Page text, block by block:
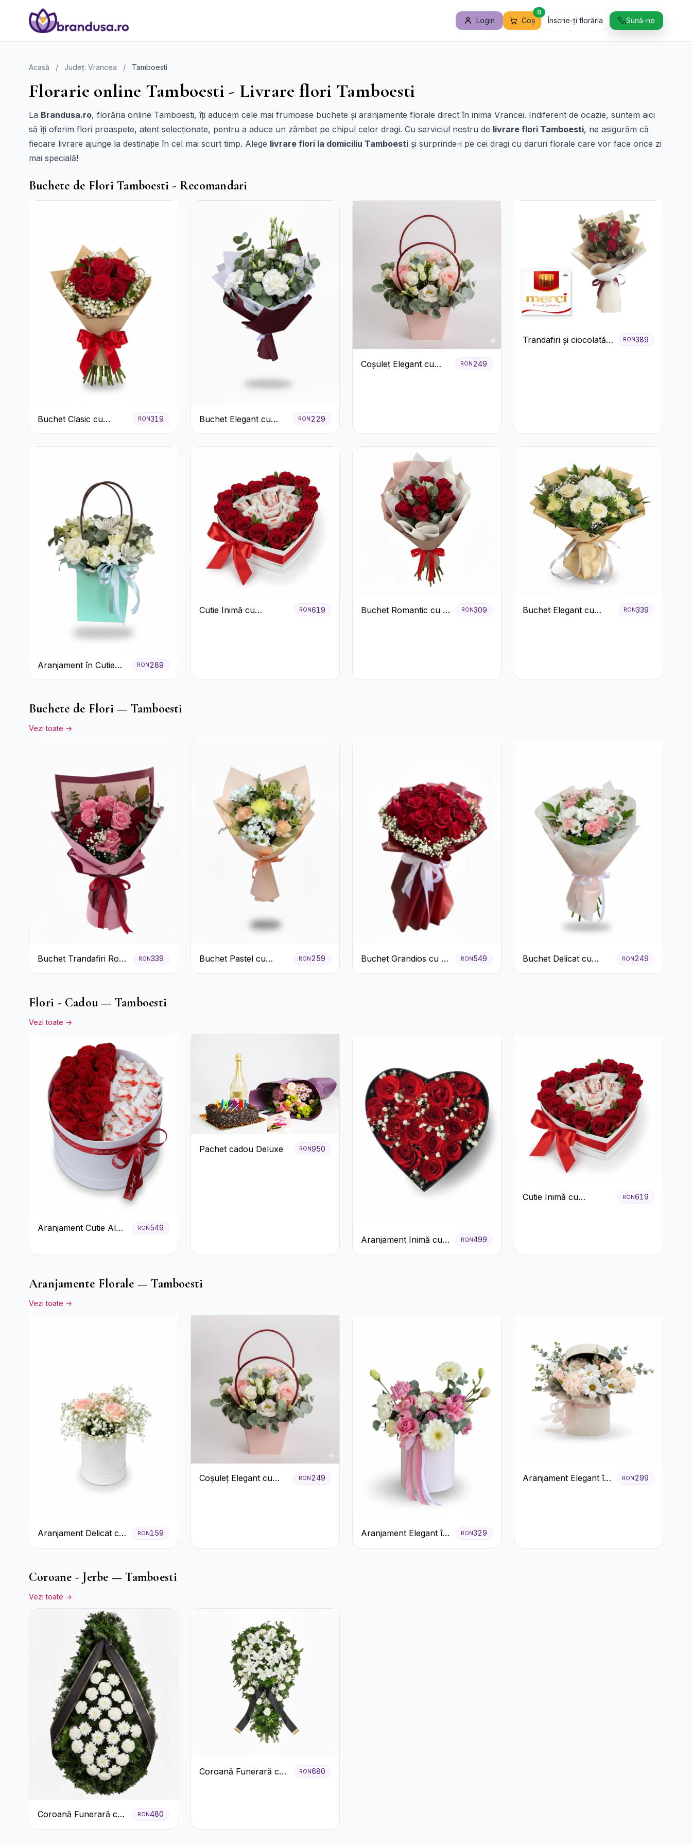
Login Coș
0
Înscrie-ți florăria Sună-ne
Acasă / Județ: Vrancea / Tamboesti
Florarie online Tamboesti - Livrare flori Tamboesti
La Brandusa.ro, florăria online Tamboesti, îți aducem cele mai frumoase buchete și aranjamente florale direct în inima Vrancei. Indiferent de ocazie, suntem aici
să îți oferim flori proaspete, atent selecționate, pentru a aduce un zâmbet pe chipul celor dragi. Cu serviciul nostru de livrare flori Tamboesti, ne asigurăm că
fiecare livrare ajunge la destinație în cel mai scurt timp. Alege livrare flori la domiciliu Tamboesti și surprinde-i pe cei dragi cu daruri florale care vor face orice zi
mai specială!
Buchete de Flori Tamboesti - Recomandari
Buchet Clasic cu
Trandafiri Roșii și
RON319
Buchet Elegant cu
Garoafe Albe și
RON229
Coșuleț Elegant cu
RON249
Trandafiri și ciocolată
RON389
Aranjament în Cutie
Verde Mentă cu
Alstroemeria
RON 289
Cutie Inimă cu
RON619
Buchet Romantic cu 9
RON309
Buchet Elegant cu
RON339
Buchete de Flori — Tamboesti
Vezi toate →
Buchet Trandafiri Roz
și Roșii cu Eucalipt și
RON339
Buchet Pastel cu
Crizanteme și Garoafe
RON259
Buchet Grandios cu 25
de Trandafiri Roșii
RON549
Buchet Delicat cu
Garoafe Roz și
RON249
Flori - Cadou — Tamboesti
Vezi toate →
Aranjament Cutie Albă
Raffaello
RON549
Pachet cadou Deluxe RON950
Aranjament Inimă cu
Trandafiri Roșii și
RON499
Cutie Inimă cu
RON619
Aranjamente Florale — Tamboesti
Vezi toate →
Aranjament Delicat cu
3 Trandafiri Roz în
RON159
Coșuleț Elegant cu
RON249
Aranjament Elegant în
Cutie Roz cu Trandafiri
RON329
Aranjament Elegant în
RON299
Coroane - Jerbe — Tamboesti
Vezi toate →
Coroană Funerară cu
Garoafe Albe și
RON480
Coroană Funerară cu
RON680